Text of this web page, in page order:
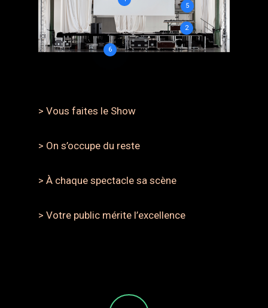
> Vous faites le Show
> On s’occupe du reste
> À chaque spectacle sa scène
> Votre public mérite l’excellence
2
5
6